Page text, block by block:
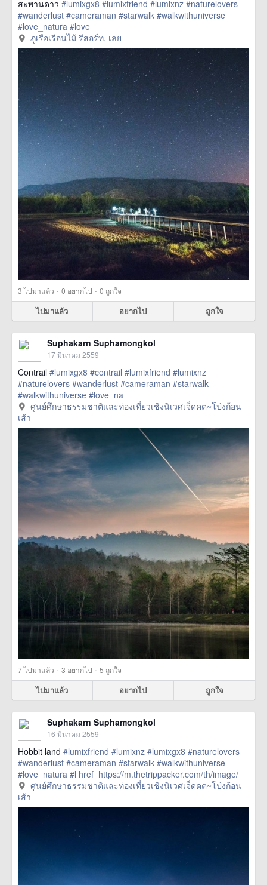
สะพานดาว #lumixgx8 #lumixfriend #lumixnz #naturelovers
#wanderlust #cameraman #starwalk #walkwithuniverse
#love_natura #love
href=https://m.thetrippacker.com/th/image/ภูเรือเรือนไม้
รีสอร์ท/192948> more
ภูเรือเรือนไม้ รีสอร์ท, เลย
3ไปมาแล้ว · 0 อยากไป · 0 ถูกใจ
ไปมาแล้ว อยากไป ถูกใจ
Suphakarn Suphamongkol
17 มีนาคม 2559
Contrail #lumixgx8 #contrail #lumixfriend #lumixnz
#naturelovers #wanderlust #cameraman #starwalk
#walkwithuniverse #love_na
href=https://m.thetrippacker.com/th/image/ศูนย์ศึกษา
ธรรมชาติและท่องเที่ยวเชิงนิเวศเจ็ดคต~โป่งก้อนเส้า/192428>
more
ศูนย์ศึกษาธรรมชาติและท่องเที่ยวเชิงนิเวศเจ็ดคต~โป่งก้อน
เส้า
7ไปมาแล้ว · 3 อยากไป · 5 ถูกใจ
ไปมาแล้ว อยากไป ถูกใจ
Suphakarn Suphamongkol
16 มีนาคม 2559
Hobbit land #lumixfriend #lumixnz #lumixgx8 #naturelovers
#wanderlust #cameraman #starwalk #walkwithuniverse
#love_natura #l href=https://m.thetrippacker.com/th/image/
ศูนย์ศึกษาธรรมชาติและท่องเที่ยวเชิงนิเวศเจ็ดคต~โป่งก้อน
เส้า/192415> more
ศูนย์ศึกษาธรรมชาติและท่องเที่ยวเชิงนิเวศเจ็ดคต~โป่งก้อน
เส้า